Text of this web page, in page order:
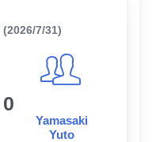
(2026/7/31)
0
Yamasaki
Yuto